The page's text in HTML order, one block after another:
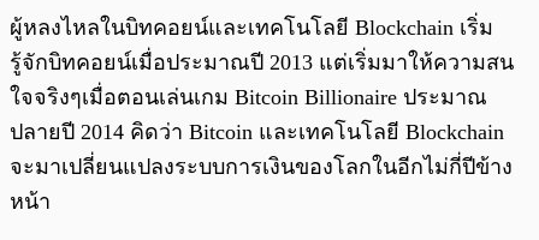
ผู้หลงไหลในบิทคอยน์และเทคโนโลยี Blockchain เริ่ม
รู้จักบิทคอยน์เมื่อประมาณปี 2013 แต่เริ่มมาให้ความสน
ใจจริงๆเมื่อตอนเล่นเกม Bitcoin Billionaire ประมาณ
ปลายปี 2014 คิดว่า Bitcoin และเทคโนโลยี Blockchain
จะมาเปลี่ยนแปลงระบบการเงินของโลกในอีกไม่กี่ปีข้าง
หน้า